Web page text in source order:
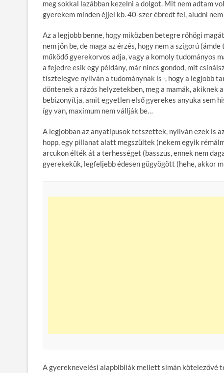
meg sokkal lazábban kezelni a dolgot. Mit nem adtam
gyerekem minden éjjel kb. 40-szer ébredt fel, aludni
Az a legjobb benne, hogy miközben betegre röhögi
nem jön be, de maga az érzés, hogy nem a szigorú
működő gyerekorvos adja, vagy a komoly tudományos
a fejedre esik egy példány, már nincs gondod, mit
tisztelegve nyilván a tudománynak is -, hogy a legjobb
döntenek a rázós helyzetekben, meg a mamák,
bebizonyítja, amit egyetlen első gyerekes anyuka sem
így van, maximum nem vállják be…
A legjobban az anyatípusok tetszettek, nyilván ezek is
hopp, egy pillanat alatt megszültek (nekem egyik
arcukon élték át a terhességet (basszus, ennek nem
gyerekekük, legfeljebb édesen gügyögött (hehe, akkor
A gyereknevelési alapbibliák mellett simán kötelezővé